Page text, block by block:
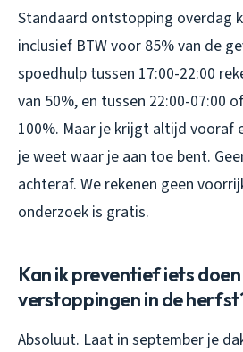
Standaard ontstopping overdag
inclusief BTW voor 85% van de
spoedhulp tussen 17:00-22:00
van 50%, en tussen 22:00-07:00
100%. Maar je krijgt altijd vooraf
je weet waar je aan toe bent.
achteraf. We rekenen geen
onderzoek is gratis.
Kan ik preventief iets
verstoppingen in de
Absoluut. Laat in september je